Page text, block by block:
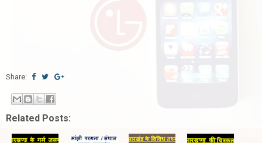
Share:
Related Posts: